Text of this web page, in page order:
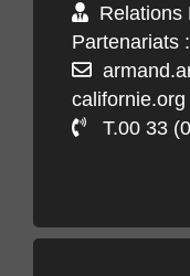
Relations
Partenariats
californie.org
T.00 33